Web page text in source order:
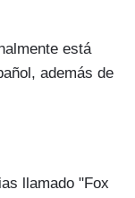
está
además de
llamado "Fox